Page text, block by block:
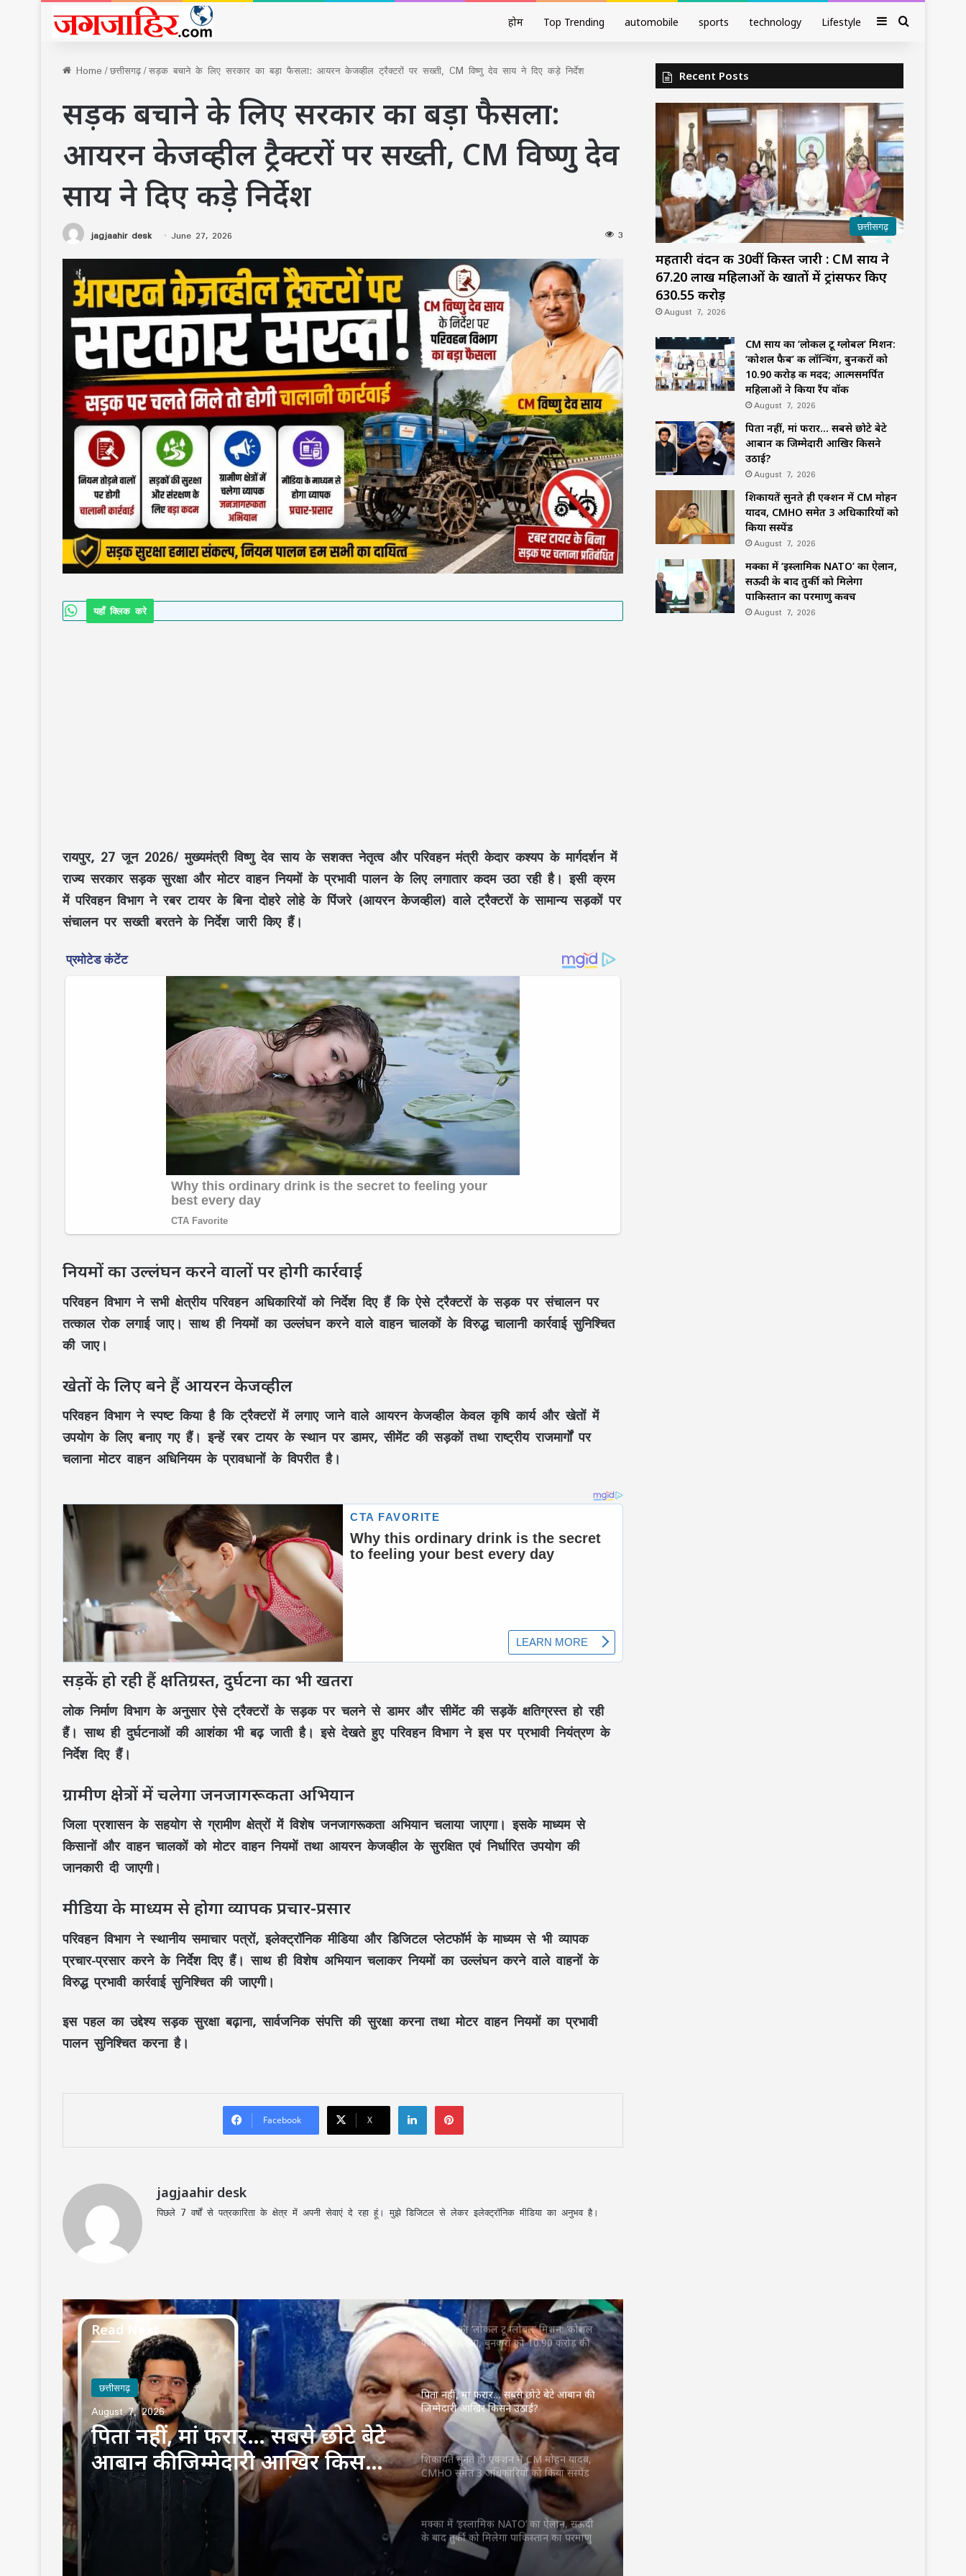
होम Top Trending automobile sports technology Lifestyle SidebarSearch
Home/छत्तीसगढ़/सड़क बचाने के लिए सरकार का बड़ा फैसला: आयरन केजव्हील ट्रैक्टरों पर सख्ती, CM विष्णु देव साय ने दिए कड़े निर्देश
सड़क बचाने के लिए सरकार का बड़ा फैसला:
आयरन केजव्हील ट्रैक्टरों पर सख्ती, CM विष्णु देव
साय ने दिए कड़े निर्देश
jagjaahir desk June 27, 2026 3
यहाँ क्लिक करे
रायपुर, 27 जून 2026/मुख्यमंत्रीविष्णु देव सायके सशक्त नेतृत्व और परिवहन मंत्रीकेदार कश्यपके मार्गदर्शन में
राज्य सरकारसड़क सुरक्षाऔरमोटर वाहन नियमोंके प्रभावी पालन के लिए लगातार कदम उठा रही है। इसी क्रम
मेंपरिवहन विभागनेरबर टायर के बिना दोहरे लोहे के पिंजरे (आयरन केजव्हील) वाले ट्रैक्टरों के सामान्य सड़कों पर
संचालन पर सख्ती बरतने के निर्देश जारी किए हैं।
नियमों का उल्लंघन करने वालों पर होगी कार्रवाई
परिवहन विभागने सभी क्षेत्रीय परिवहन अधिकारियोंको निर्देश दिए हैं कि ऐसे ट्रैक्टरों के सड़क पर संचालन पर
तत्काल रोक लगाई जाए। साथ हीनियमों का उल्लंघनकरने वाले वाहन चालकों के विरुद्धचालानी कार्रवाईसुनिश्चित
की जाए।
खेतों के लिए बने हैं आयरन केजव्हील
परिवहन विभागने स्पष्ट किया है कि ट्रैक्टरों में लगाए जाने वाले आयरन केजव्हीलकेवलकृषि कार्यऔरखेतोंमें
उपयोग के लिए बनाए गए हैं। इन्हेंरबर टायरके स्थान परडामर,सीमेंट की सड़कोंतथाराष्ट्रीय राजमार्गोंपर
चलानामोटर वाहन अधिनियमके प्रावधानों के विपरीत है।
सड़कें हो रही हैं क्षतिग्रस्त, दुर्घटना का भी खतरा
लोक निर्माण विभागके अनुसार ऐसे ट्रैक्टरों के सड़क पर चलने सेडामरऔरसीमेंट की सड़केंक्षतिग्रस्त हो रही
हैं। साथ हीदुर्घटनाओंकी आशंका भी बढ़ जाती है। इसे देखते हुएपरिवहन विभागने इस पर प्रभावी नियंत्रण के
निर्देश दिए हैं।
ग्रामीण क्षेत्रों में चलेगा जनजागरूकता अभियान
जिला प्रशासनके सहयोग सेग्रामीण क्षेत्रोंमें विशेषजनजागरूकता अभियानचलाया जाएगा। इसके माध्यम से
किसानोंऔरवाहन चालकोंकोमोटर वाहन नियमोंतथा आयरन केजव्हीलके सुरक्षित एवं निर्धारित उपयोग की
जानकारी दी जाएगी।
मीडिया के माध्यम से होगा व्यापक प्रचार-प्रसार
परिवहन विभागनेस्थानीय समाचार पत्रों,इलेक्ट्रॉनिक मीडियाऔरडिजिटल प्लेटफॉर्मके माध्यम से भी व्यापक
प्रचार-प्रसारकरने के निर्देश दिए हैं। साथ हीविशेष अभियानचलाकरनियमों का उल्लंघनकरने वाले वाहनों के
विरुद्ध प्रभावी कार्रवाई सुनिश्चित की जाएगी।
इस पहल का उद्देश्यसड़क सुरक्षाबढ़ाना,सार्वजनिक संपत्तिकी सुरक्षा करना तथामोटर वाहन नियमोंका प्रभावी
पालन सुनिश्चित करना है।
Facebook X
LinkedInPinterest
jagjaahir desk
पिछले 7 वर्षों से पत्रकारिता के क्षेत्र में अपनी सेवाएं दे रहा हूं। मुझे डिजिटल से लेकर इलेक्ट्रॉनिक मीडिया का अनुभव है।
Read Next
छत्तीसगढ़
August 7, 2026
पिता नहीं, मां फरार… सबसे छोटे बेटे
आबान की जिम्मेदारी आखिर किसने
उठाई?
महतारी वंदन की 30वीं किस्त जारी : CM साय ने
67.20 लाख महिलाओं के खातों में ट्रांसफर किए
₹630.55 करोड़
फैब’ की लॉन्चिंग, बुनकरों को 10.90 करोड़ की
मदद; आत्मसमर्पित महिलाओं ने किया रैंप वॉक
शिकायतें सुनते ही एक्शन में CM मोहन यादव,
CMHO समेत 3 अधिकारियों को किया सस्पेंड
के बाद तुर्की को मिलेगा पाकिस्तान का परमाणु
CM साय का ‘लोकल टू ग्लोबल’ मिशन: ‘कोशल
फैब’ की लॉन्चिंग, बुनकरों को 10.90 करोड़ की
मदद; आत्मसमर्पित महिलाओं ने किया रैंप वॉक
पिता नहीं, मां फरार… सबसे छोटे बेटे आबान की
जिम्मेदारी आखिर किसने उठाई?
शिकायतें सुनते ही एक्शन में CM मोहन यादव,
CMHO समेत 3 अधिकारियों को किया सस्पेंड
मक्का में ‘इस्लामिक NATO’ का ऐलान, सऊदी
के बाद तुर्की को मिलेगा पाकिस्तान का परमाणु
Recent Posts
छत्तीसगढ़
महतारी वंदन की 30वीं किस्त जारी : CM साय ने
67.20 लाख महिलाओं के खातों में ट्रांसफर किए
₹630.55 करोड़
August 7, 2026
CM साय का ‘लोकल टू ग्लोबल’ मिशन:
‘कोशल फैब’ की लॉन्चिंग, बुनकरों को
10.90 करोड़ की मदद; आत्मसमर्पित
महिलाओं ने किया रैंप वॉक
August 7, 2026
पिता नहीं, मां फरार… सबसे छोटे बेटे
आबान की जिम्मेदारी आखिर किसने
उठाई?
August 7, 2026
शिकायतें सुनते ही एक्शन में CM मोहन
यादव, CMHO समेत 3 अधिकारियों को
किया सस्पेंड
August 7, 2026
मक्का में ‘इस्लामिक NATO’ का ऐलान,
सऊदी के बाद तुर्की को मिलेगा
पाकिस्तान का परमाणु कवच
August 7, 2026